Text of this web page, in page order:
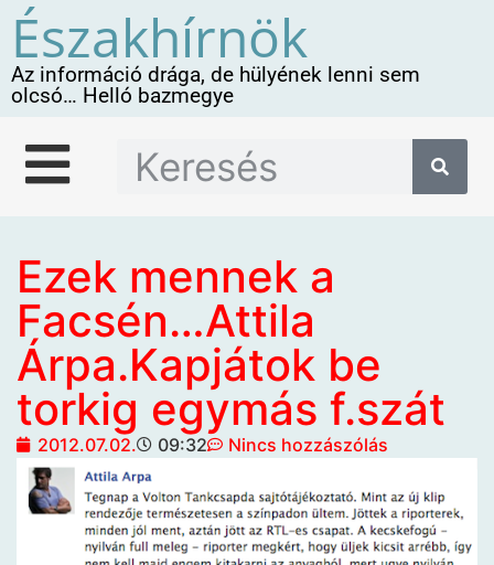
Északhírnök
Az információ drága, de hülyének lenni sem
olcsó… Helló bazmegye
Ezek mennek a
Facsén…Attila
Árpa.Kapjátok be
torkig egymás f.szát
2012.07.02. 09:32 Nincs hozzászólás